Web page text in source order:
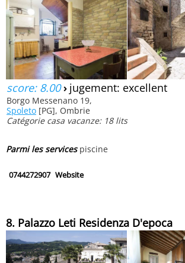
score: 8.00› jugement: excellent
Borgo Messenano 19,
Spoleto [PG], Ombrie
Catégorie casa vacanze: 18 lits
Parmi les servicespiscine
0744272907 Website
8. Palazzo Leti Residenza D'epoca